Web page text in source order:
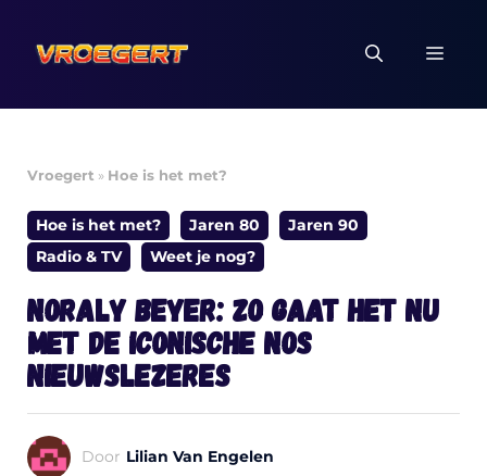
naar
inhoud
Vroegert » Hoe is het met?
Hoe is het met? Jaren 80
Jaren 90
Radio & TV
Weet je nog?
Noraly Beyer: zo gaat het nu
met de iconische NOS
nieuwslezeres
Door Lilian Van Engelen